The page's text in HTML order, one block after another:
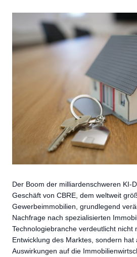
Der Boom der milliardenschweren KI-
Geschäft von CBRE, dem weltweit
Gewerbeimmobilien, grundlegend
Nachfrage nach spezialisierten
Technologiebranche verdeutlicht nicht
Entwicklung des Marktes, sondern hat
Auswirkungen auf die